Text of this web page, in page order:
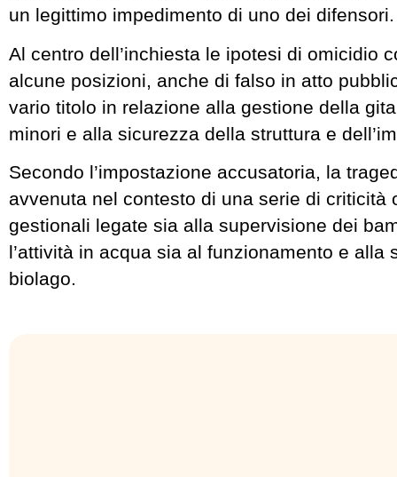
un legittimo impedimento di uno dei difensori.
Al centro dell’inchiesta le ipotesi di omicidio
alcune posizioni, anche di falso in atto
vario titolo in relazione alla gestione della
minori e alla sicurezza della struttura e
Secondo l’impostazione accusatoria, la
avvenuta nel contesto di una serie di criticità
gestionali legate sia alla supervisione dei
l’attività in acqua sia al funzionamento e alla
biolago.